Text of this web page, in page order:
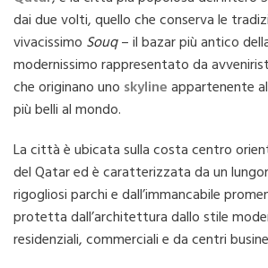
dai due volti, quello che conserva le
vivacissimo Souq– il bazar più antico
modernissimo rappresentato da
che originano uno skylineappartenente
più belli al mondo.
La città è ubicata sulla costa centro
del Qatar ed è caratterizzata da un
rigogliosi parchi e dall’immancabile
protetta dall’architettura dallo stile
residenziali, commerciali e da centri